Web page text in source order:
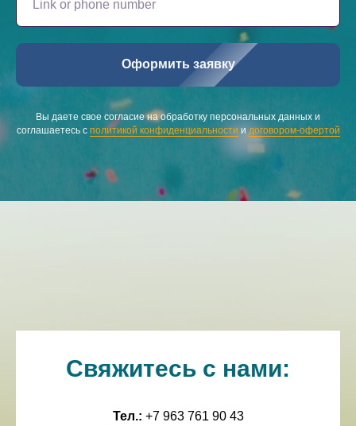
Оформить заявку
Вы даете свое согласие на обработку персональных данных и
соглашаетесь с политикой конфиденциальности идоговором-офертой
Свяжитесь с нами:
Тел.: +7 963 761 90 43